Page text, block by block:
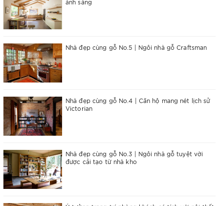
ánh sáng
Nhà đẹp cùng gỗ No.5 | Ngôi nhà gỗ Craftsman
Nhà đẹp cùng gỗ No.4 | Căn hộ mang nét lịch sử
Victorian
Nhà đẹp cùng gỗ No.3 | Ngôi nhà gỗ tuyệt vời
được cải tạo từ nhà kho